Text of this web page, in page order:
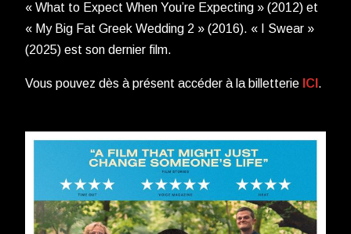
« What to Expect When You’re Expecting » (2012) et
« My Big Fat Greek Wedding 2 » (2016). « I Swear »
(2025) est son dernier film.
Vous pouvez dès à présent accéder à la billetterie ICI .